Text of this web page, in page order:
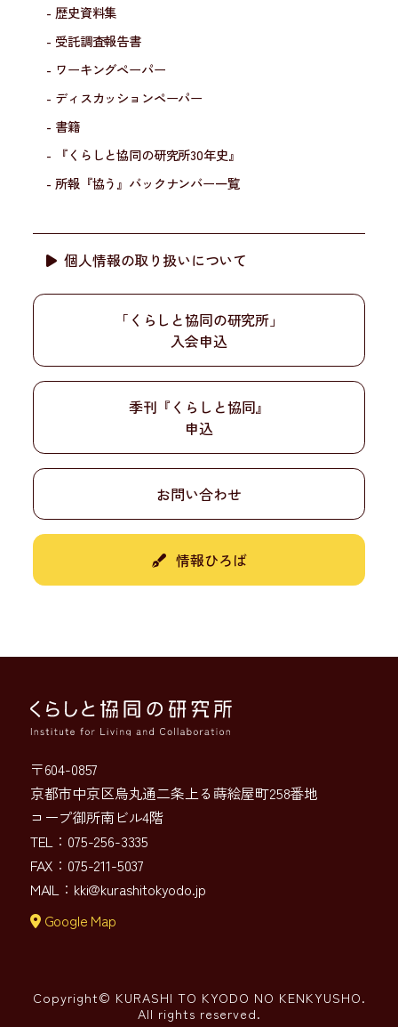
- 歴史資料集
- 受託調査報告書
- ワーキングペーパー
- ディスカッションペーパー
- 書籍
- 『くらしと協同の研究所30年史』
- 所報『協う』バックナンバー一覧
個人情報の取り扱いについて
「くらしと協同の研究所」
入会申込
季刊『くらしと協同』
申込
お問い合わせ
情報ひろば
〒604-0857
京都市中京区烏丸通二条上る蒔絵屋町258番地
コープ御所南ビル4階
TEL：075-256-3335
FAX：075-211-5037
MAIL： kki@kurashitokyodo.jp
Google Map
Copyright© KURASHI TO KYODO NO KENKYUSHO.
All rights reserved.